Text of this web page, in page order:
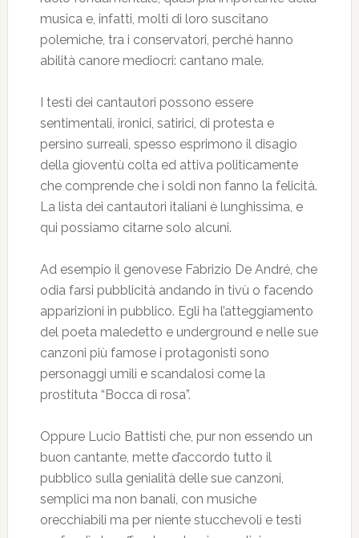
musica e, infatti, molti di loro suscitano
polemiche, tra i conservatori, perché hanno
abilità canore mediocri: cantano male.
I testi dei cantautori possono essere
sentimentali, ironici, satirici, di protesta e
persino surreali, spesso esprimono il disagio
della gioventù colta ed attiva politicamente
che comprende che i soldi non fanno la felicità.
La lista dei cantautori italiani è lunghissima, e
qui possiamo citarne solo alcuni.
Ad esempio il genovese Fabrizio De André, che
odia farsi pubblicità andando in tivù o facendo
apparizioni in pubblico. Egli ha l’atteggiamento
del poeta maledetto e underground e nelle sue
canzoni più famose i protagonisti sono
personaggi umili e scandalosi come la
prostituta “Bocca di rosa”.
Oppure Lucio Battisti che, pur non essendo un
buon cantante, mette d’accordo tutto il
pubblico sulla genialità delle sue canzoni,
semplici ma non banali, con musiche
orecchiabili ma per niente stucchevoli e testi